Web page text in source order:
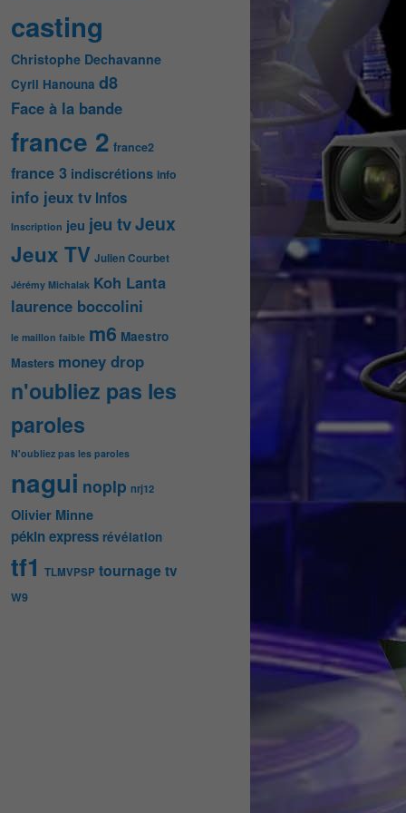
casting
Christophe Dechavanne
Cyril Hanouna d8
Face à la bande
france 2 france2
france 3 indiscrétions info
info jeux tv Infos
Inscription jeu jeu tvJeux
Jeux TV Julien Courbet
Jérémy Michalak Koh Lanta
laurence boccolini
le maillon faible m6 Maestro
Masters money drop
n'oubliez pas les
paroles
N'oubliez pas les paroles
nagui noplp nrj12
Olivier Minne
pékin express révélation
tf1 TLMVPSP tournagetv
W9